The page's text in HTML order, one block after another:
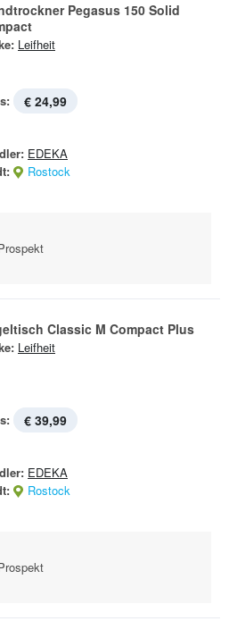
Pegasus 150 Solid
Leifheit
€ 24,99
EDEKA
Rostock
Classic M Compact Plus
Leifheit
€ 39,99
EDEKA
Rostock